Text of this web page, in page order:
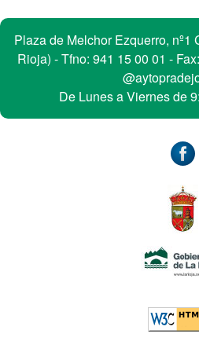
Contacto
Plaza de Melchor Ezquerro, nº1
Rioja) - Tfno: 941 15 00 01 -
De Lunes a Viernes de
W3C: